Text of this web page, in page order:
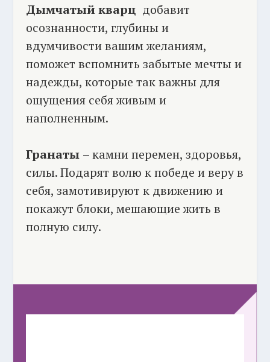
Дымчатый кварц добавит
осознанности, глубины и
вдумчивости вашим желаниям,
поможет вспомнить забытые мечты и
надежды, которые так важны для
ощущения себя живым и
наполненным.
Гранаты – камни перемен, здоровья,
силы. Подарят волю к победе и веру в
себя, замотивируют к движению и
покажут блоки, мешающие жить в
полную силу.